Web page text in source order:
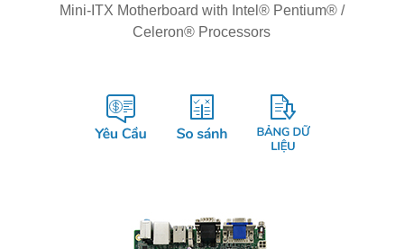
Mini-ITX Motherboard with Intel® Pentium® /
Celeron® Processors